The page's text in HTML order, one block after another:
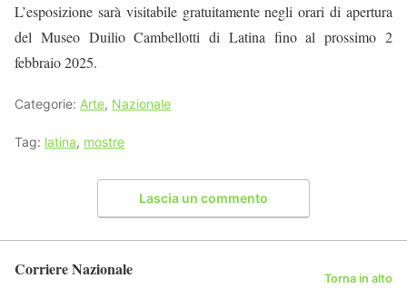
L’esposizione sarà visitabile gratuitamente negli orari di apertura
del Museo Duilio Cambellotti di Latina fino al prossimo 2
febbraio 2025.
Categorie: Arte, Nazionale
Tag: latina, mostre
Lascia un commento
Corriere Nazionale Torna in alto